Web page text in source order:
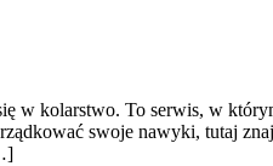
w kolarstwo. To serwis, w
swoje nawyki, tutaj